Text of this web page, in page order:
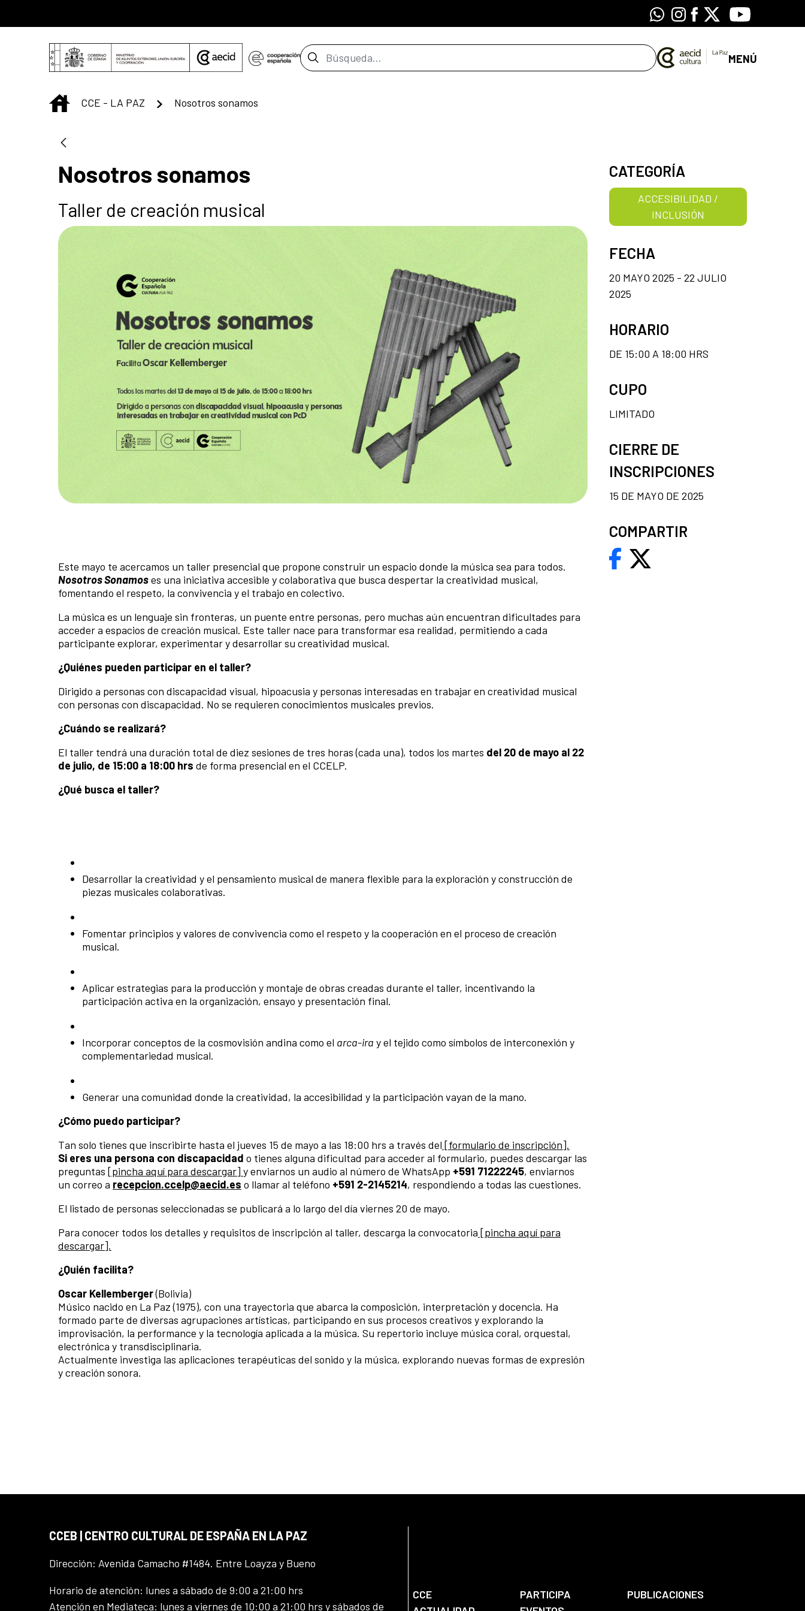
WhatsappInstagram
Facebook
X Youtube
Barra de búsqueda MENÚ
INICIO
CCE - LA PAZ Nosotros sonamos
Nosotros sonamos
Taller de creación musical
Este mayo te acercamos un taller presencial que propone construir un espacio donde la música sea para todos.
Nosotros Sonamoses una iniciativa accesible y colaborativa que busca despertar la creatividad musical,
fomentando el respeto, la convivencia y el trabajo en colectivo.
La música es un lenguaje sin fronteras, un puente entre personas, pero muchas aún encuentran dificultades para
acceder a espacios de creación musical. Este taller nace para transformar esa realidad, permitiendo a cada
participante explorar, experimentar y desarrollar su creatividad musical.
¿Quiénes pueden participar en el taller?
Dirigido a personas con discapacidad visual, hipoacusia y personas interesadas en trabajar en creatividad musical
con personas con discapacidad. No se requieren conocimientos musicales previos.
¿Cuándo se realizará?
El taller tendrá una duración total de diez sesiones de tres horas (cada una), todos los martes del 20 de mayo al 22
de julio, de 15:00 a 18:00 hrs de forma presencial en el CCELP.
¿Qué busca el taller?
Desarrollar la creatividad y el pensamiento musical de manera flexible para la exploración y construcción de
piezas musicales colaborativas.
Fomentar principios y valores de convivencia como el respeto y la cooperación en el proceso de creación
musical.
Aplicar estrategias para la producción y montaje de obras creadas durante el taller, incentivando la
participación activa en la organización, ensayo y presentación final.
Incorporar conceptos de la cosmovisión andina como el arca-ira y el tejido como símbolos de interconexión y
complementariedad musical.
Generar una comunidad donde la creatividad, la accesibilidad y la participación vayan de la mano.
¿Cómo puedo participar?
Tan solo tienes que inscribirte hasta el jueves 15 de mayo a las 18:00 hrs a través del [formulario de inscripción].
Si eres una persona con discapacidad o tienes alguna dificultad para acceder al formulario, puedes descargar las
preguntas [pincha aquí para descargar] y enviarnos un audio al número de WhatsApp +591 71222245, enviarnos
un correo a recepcion.ccelp@aecid.es o llamar al teléfono +591 2-2145214, respondiendo a todas las cuestiones.
El listado de personas seleccionadas se publicará a lo largo del día viernes 20 de mayo.
Para conocer todos los detalles y requisitos de inscripción al taller, descarga la convocatoria [pincha aquí para
descargar].
¿Quién facilita?
Oscar Kellemberger(Bolivia)
Músico nacido en La Paz (1975), con una trayectoria que abarca la composición, interpretación y docencia. Ha
formado parte de diversas agrupaciones artísticas, participando en sus procesos creativos y explorando la
improvisación, la performance y la tecnología aplicada a la música. Su repertorio incluye música coral, orquestal,
electrónica y transdisciplinaria.
Actualmente investiga las aplicaciones terapéuticas del sonido y la música, explorando nuevas formas de expresión
y creación sonora.
CATEGORÍA
ACCESIBILIDAD /
INCLUSIÓN
FECHA
20 MAYO 2025 - 22 JULIO
2025
HORARIO
DE 15:00 A 18:00 HRS
CUPO
LIMITADO
CIERRE DE
INSCRIPCIONES
15 DE MAYO DE 2025
COMPARTIR
CCEB | CENTRO CULTURAL DE ESPAÑA EN LA PAZ
Dirección: Avenida Camacho #1484. Entre Loayza y Bueno
Horario de atención: lunes a sábado de 9:00 a 21:00 hrs
Atención en Mediateca: lunes a viernes de 10:00 a 21:00 hrs y sábados de
CCE PARTICIPA
PUBLICACIONES